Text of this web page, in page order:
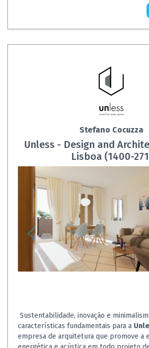
Stefano Cocuzza
Unless - Design and
Lisboa (1400-
Sustentabilidade, inovação e
características fundamentais para a
empresa de arquitetura que promove a